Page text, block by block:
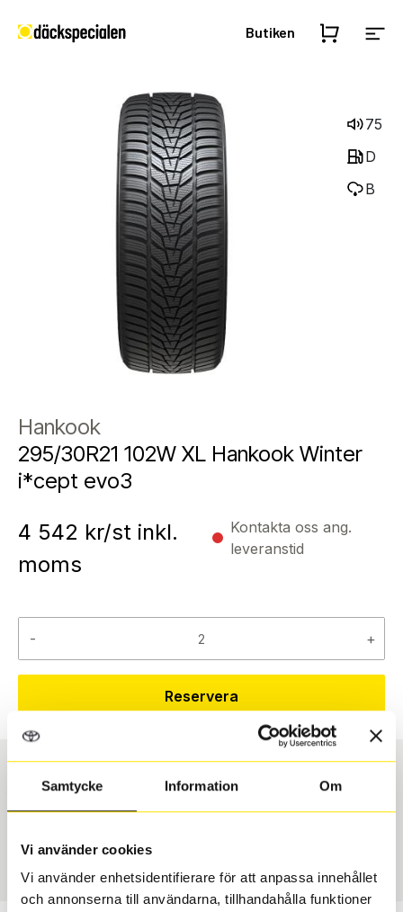
Samtycke Information Om
Vi använder cookies
Vi använder enhetsidentifierare för att anpassa innehållet
och annonserna till användarna, tillhandahålla funktioner
Butiken
75
D
B
Hankook
295/30R21 102W XL Hankook Winter
i*cept evo3
4 542 kr/st inkl.
moms
Kontakta oss ang.
leveranstid
- +
Reservera
Däcktyp
Vinter
Däckstorlek
295/30 R 21 102W
1296